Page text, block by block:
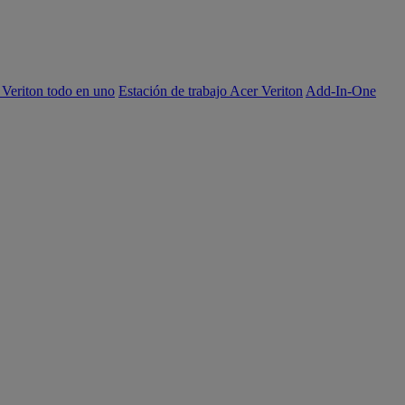
todo en uno Estación de trabajo Acer Veriton Add-In-One